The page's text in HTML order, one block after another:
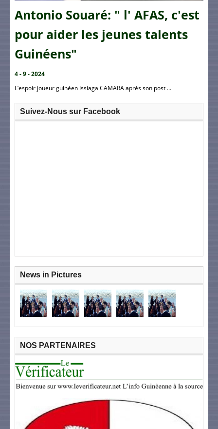
Antonio Souaré: " l' AFAS, c'est
pour aider les jeunes talents
Guinéens"
4 - 9 - 2024
L’espoir joueur guinéen Issiaga CAMARA après son post ...
Suivez-Nous sur Facebook
News in Pictures
NOS PARTENAIRES